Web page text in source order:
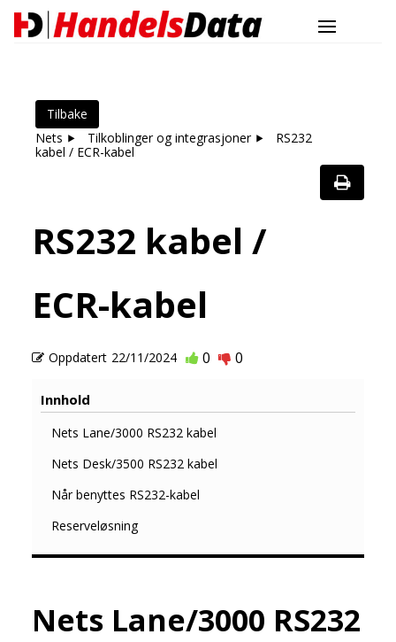
Tilbake
Nets
Tilkoblinger og integrasjoner
RS232
kabel / ECR-kabel
RS232 kabel /
ECR-kabel
Oppdatert 22/11/2024 0 0
Innhold
Nets Lane/3000 RS232 kabel
Nets Desk/3500 RS232 kabel
Når benyttes RS232-kabel
Reserveløsning
Nets Lane/3000 RS232